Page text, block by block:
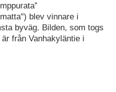
blev vinnare i
byväg. Bilden, som togs
från Vanhakyläntie i